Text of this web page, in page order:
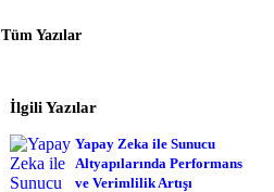
Tüm Yazılar
İlgili Yazılar
Yapay Zeka ile Sunucu
Altyapılarında Performans
ve Verimlilik Artışı